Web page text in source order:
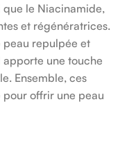
le Niacinamide,
et régénératrices.
peau repulpée et
une touche
Ensemble, ces
offrir une peau